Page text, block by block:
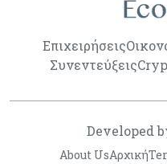
Επιχειρήσεις
Συνεντεύξεις
About UsΑρχική
Developed